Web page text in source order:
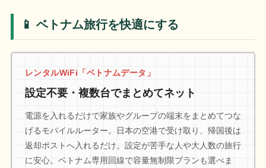
📱 ベトナム旅行を快適にする
レンタルWiFi「ベトナムデータ」
設定不要・複数台でまとめてネット
電源を入れるだけで家族やグループの端末をまとめてつな
げるモバイルルーター。日本の空港で受け取り、帰国後は
返却ポストへ入れるだけ。設定が苦手な人や大人数の旅行
に安心。ベトナム専用回線で容量無制限プランも選べま